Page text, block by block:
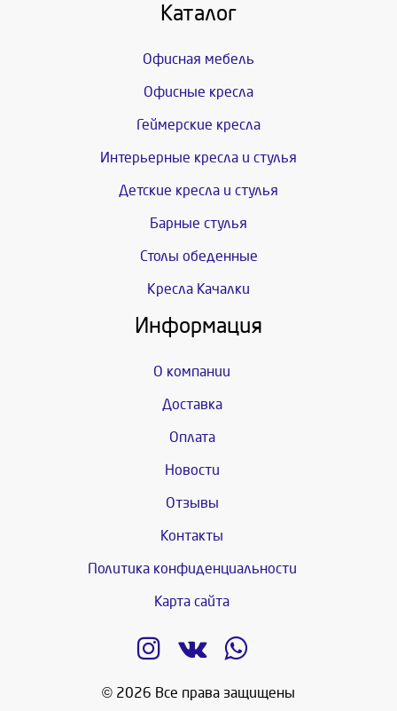
Каталог
Офисная мебель
Офисные кресла
Геймерские кресла
Интерьерные кресла и стулья
Детские кресла и стулья
Барные стулья
Столы обеденные
Кресла Качалки
Информация
О компании
Доставка
Оплата
Новости
Отзывы
Контакты
Политика конфиденциальности
Карта сайта
© 2026 Все права защищены